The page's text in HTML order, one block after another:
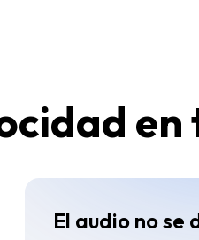
en
El audio no se